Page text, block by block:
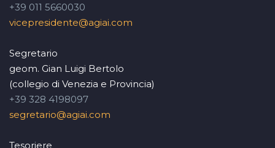
+39 011 5660030
vicepresidente@agiai.com
Segretario
geom. Gian Luigi Bertolo
(collegio di Venezia e Provincia)
+39 328 4198097
segretario@agiai.com
Tesoriere